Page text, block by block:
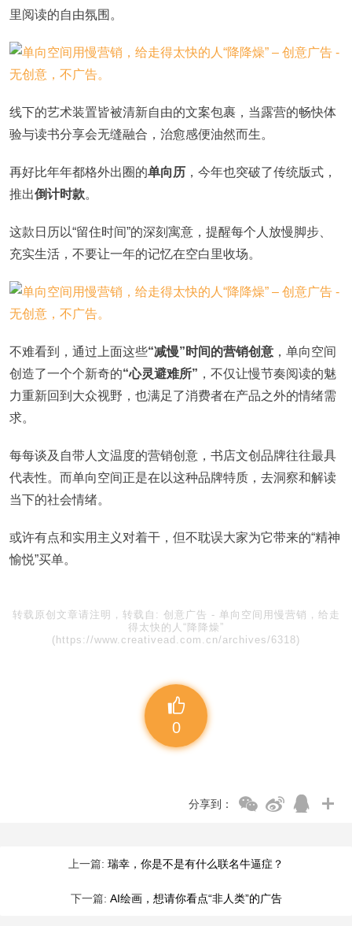
里阅读的自由氛围。
线下的艺术装置皆被清新自由的文案包裹，当露营的畅快体
验与读书分享会无缝融合，治愈感便油然而生。
再好比年年都格外出圈的单向历 ，今年也突破了传统版式，
推出倒计时款。
这款日历以“留住时间”的深刻寓意，提醒每个人放慢脚步、
充实生活，不要让一年的记忆在空白里收场。
不难看到，通过上面这些“减慢”时间的营销创意 ，单向空间
创造了一个个新奇的“心灵避难所” ，不仅让慢节奏阅读的魅
力重新回到大众视野，也满足了消费者在产品之外的情绪需
求。
每每谈及自带人文温度的营销创意，书店文创品牌往往最具
代表性。而单向空间正是在以这种品牌特质，去洞察和解读
当下的社会情绪。
或许有点和实用主义对着干，但不耽误大家为它带来的“精神
愉悦”买单。
转载原创文章请注明，转载自: 创意广告 - 单向空间用慢营销，给走
得太快的人“降降燥”
(https://www.creativead.com.cn/archives/6318)
0
分享到：
上一篇: 瑞幸，你是不是有什么联名牛逼症？
下一篇: AI绘画，想请你看点“非人类”的广告